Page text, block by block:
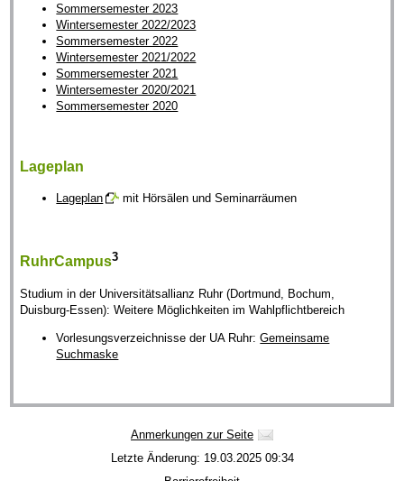
Sommersemester 2023
Wintersemester 2022/2023
Sommersemester 2022
Wintersemester 2021/2022
Sommersemester 2021
Wintersemester 2020/2021
Sommersemester 2020
Lageplan
Lageplan mit Hörsälen und Seminarräumen
RuhrCampus3
Studium in der Universitätsallianz Ruhr (Dortmund, Bochum,
Duisburg-Essen): Weitere Möglichkeiten im Wahlpflichtbereich
Vorlesungsverzeichnisse der UA Ruhr:Gemeinsame
Suchmaske
Anmerkungen zur Seite
Letzte Änderung: 19.03.2025 09:34